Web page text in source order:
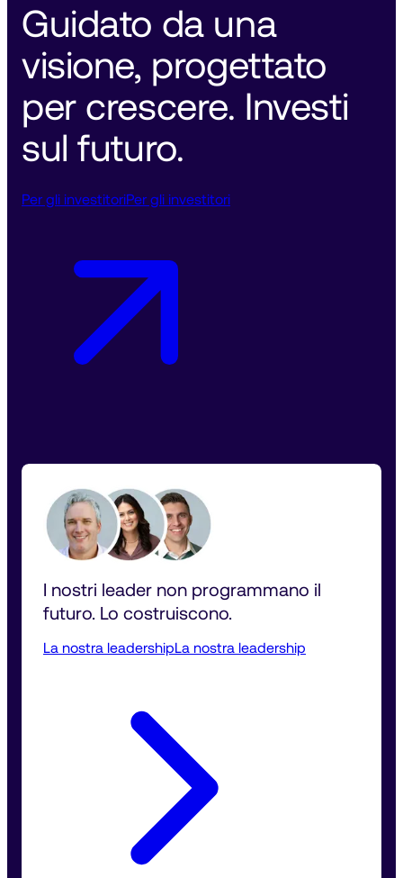
Guidato da una
visione, progettato
per crescere. Investi
sul futuro.
Per gli investitoriPer gli investitori
I nostri leader non programmano il
futuro. Lo costruiscono.
La nostra leadershipLa nostra leadership